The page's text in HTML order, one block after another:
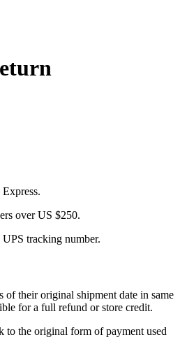
over US $250.
tracking number.
of their original shipment date in same
for a full refund or store credit.
to the original form of payment used